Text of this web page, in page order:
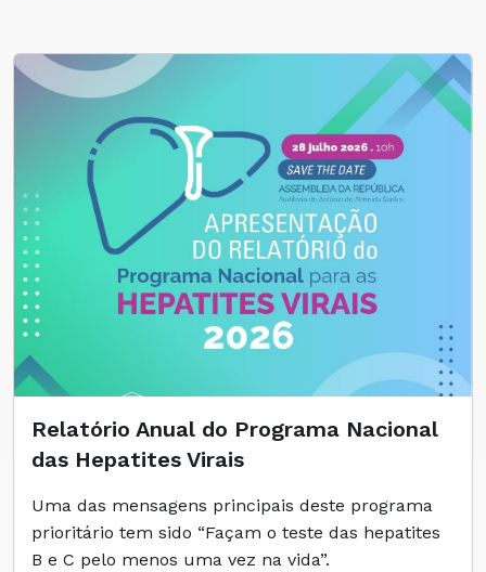
Relatório Anual do Programa Nacional
das Hepatites Virais
Uma das mensagens principais deste programa
prioritário tem sido “Façam o teste das hepatites
B e C pelo menos uma vez na vida”.